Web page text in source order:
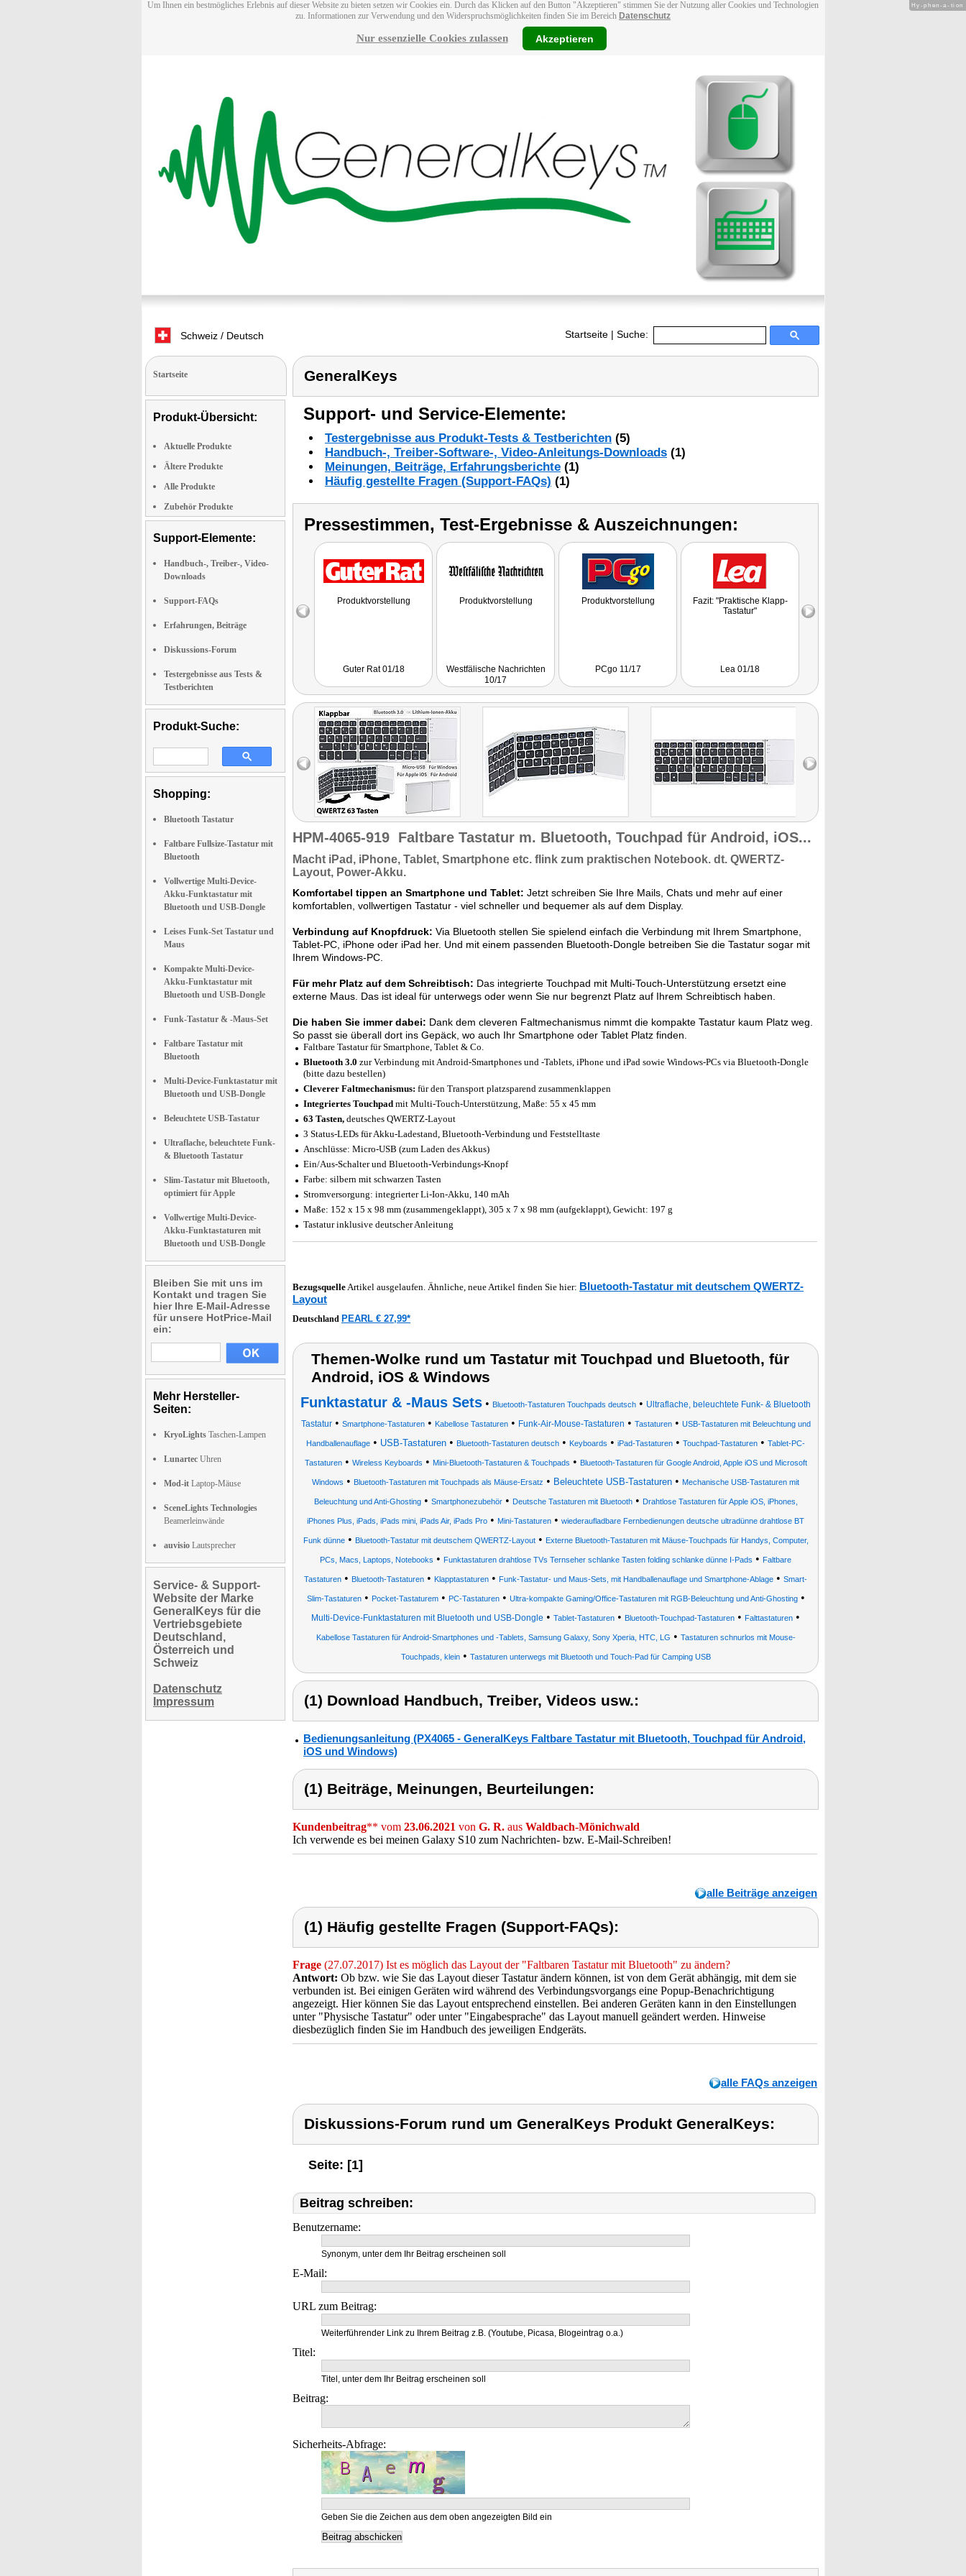
Um Ihnen ein bestmögliches Erlebnis auf dieser Website zu bieten setzen wir Cookies ein. Durch das Klicken auf den Button "Akzeptieren" stimmen Sie der Nutzung aller Cookies und Technologien
zu. Informationen zur Verwendung und den Widerspruchsmöglichkeiten finden Sie im Bereich Datenschutz
Nur essenzielle Cookies zulassen Akzeptieren
Schweiz / Deutsch Startseite | Suche:
Startseite
Produkt-Übersicht:
Aktuelle Produkte
Ältere Produkte
Alle Produkte
Zubehör Produkte
Support-Elemente:
Handbuch-, Treiber-, Video-
Downloads
Support-FAQs
Erfahrungen, Beiträge
Diskussions-Forum
Testergebnisse aus Tests &
Testberichten
Produkt-Suche:
Shopping:
Bluetooth Tastatur
Faltbare Fullsize-Tastatur mit
Bluetooth
Vollwertige Multi-Device-
Akku-Funktastatur mit
Bluetooth und USB-Dongle
Leises Funk-Set Tastatur und
Maus
Kompakte Multi-Device-
Akku-Funktastatur mit
Bluetooth und USB-Dongle
Funk-Tastatur & -Maus-Set
Faltbare Tastatur mit
Bluetooth
Multi-Device-Funktastatur mit
Bluetooth und USB-Dongle
Beleuchtete USB-Tastatur
Ultraflache, beleuchtete Funk-
& Bluetooth Tastatur
Slim-Tastatur mit Bluetooth,
optimiert für Apple
Vollwertige Multi-Device-
Akku-Funktastaturen mit
Bluetooth und USB-Dongle
Bleiben Sie mit uns im
Kontakt und tragen Sie
hier Ihre E-Mail-Adresse
für unsere HotPrice-Mail
ein:
Mehr Hersteller-
Seiten:
KryoLights Taschen-Lampen
Lunartec Uhren
Mod-it Laptop-Mäuse
SceneLights Technologies
Beamerleinwände
auvisio Lautsprecher
Service- & Support-
Website der Marke
GeneralKeys für die
Vertriebsgebiete
Deutschland,
Österreich und
Schweiz
Datenschutz
Impressum
GeneralKeys
Support- und Service-Elemente:
Testergebnisse aus Produkt-Tests & Testberichten (5)
Handbuch-, Treiber-Software-, Video-Anleitungs-Downloads (1)
Meinungen, Beiträge, Erfahrungsberichte (1)
Häufig gestellte Fragen (Support-FAQs) (1)
Pressestimmen, Test-Ergebnisse & Auszeichnungen:
Produktvorstellung
Guter Rat 01/18
Produktvorstellung
Westfälische Nachrichten
10/17
Produktvorstellung
PCgo 11/17
Fazit: "Praktische Klapp-
Tastatur"
Lea 01/18
unterwegs oder wenn man
nur begrenzt Platz auf dem
HPM-4065-919 Faltbare Tastatur m. Bluetooth, Touchpad für Android, iOS...
Macht iPad, iPhone, Tablet, Smartphone etc. flink zum praktischen Notebook. dt. QWERTZ-
Layout, Power-Akku.
Komfortabel tippen an Smartphone und Tablet: Jetzt schreiben Sie Ihre Mails, Chats und mehr auf einer
komfortablen, vollwertigen Tastatur - viel schneller und bequemer als auf dem Display.
Verbindung auf Knopfdruck: Via Bluetooth stellen Sie spielend einfach die Verbindung mit Ihrem Smartphone,
Tablet-PC, iPhone oder iPad her. Und mit einem passenden Bluetooth-Dongle betreiben Sie die Tastatur sogar mit
Ihrem Windows-PC.
Für mehr Platz auf dem Schreibtisch: Das integrierte Touchpad mit Multi-Touch-Unterstützung ersetzt eine
externe Maus. Das ist ideal für unterwegs oder wenn Sie nur begrenzt Platz auf Ihrem Schreibtisch haben.
Die haben Sie immer dabei: Dank dem cleveren Faltmechanismus nimmt die kompakte Tastatur kaum Platz weg.
So passt sie überall dort ins Gepäck, wo auch Ihr Smartphone oder Tablet Platz finden.
Faltbare Tastatur für Smartphone, Tablet & Co.
Bluetooth 3.0 zur Verbindung mit Android-Smartphones und -Tablets, iPhone und iPad sowie Windows-PCs via Bluetooth-Dongle
(bitte dazu bestellen)
Cleverer Faltmechanismus: für den Transport platzsparend zusammenklappen
Integriertes Touchpad mit Multi-Touch-Unterstützung, Maße: 55 x 45 mm
63 Tasten, deutsches QWERTZ-Layout
3 Status-LEDs für Akku-Ladestand, Bluetooth-Verbindung und Feststelltaste
Anschlüsse: Micro-USB (zum Laden des Akkus)
Ein/Aus-Schalter und Bluetooth-Verbindungs-Knopf
Farbe: silbern mit schwarzen Tasten
Stromversorgung: integrierter Li-Ion-Akku, 140 mAh
Maße: 152 x 15 x 98 mm (zusammengeklappt), 305 x 7 x 98 mm (aufgeklappt), Gewicht: 197 g
Tastatur inklusive deutscher Anleitung
BezugsquelleArtikel ausgelaufen. Ähnliche, neue Artikel finden Sie hier: Bluetooth-Tastatur mit deutschem QWERTZ-
Layout
Deutschland PEARL € 27,99*
Themen-Wolke rund um Tastatur mit Touchpad und Bluetooth, für
Android, iOS & Windows
Funktastatur & -Maus Sets • Bluetooth-Tastaturen Touchpads deutsch • Ultraflache, beleuchtete Funk- & Bluetooth
Tastatur• Smartphone-Tastaturen• Kabellose Tastaturen• Funk-Air-Mouse-Tastaturen • Tastaturen• USB-Tastaturen mit Beleuchtung und
Handballenauflage • USB-Tastaturen • Bluetooth-Tastaturen deutsch • Keyboards • iPad-Tastaturen • Touchpad-Tastaturen • Tablet-PC-
Tastaturen• Wireless Keyboards • Mini-Bluetooth-Tastaturen & Touchpads • Bluetooth-Tastaturen für Google Android, Apple iOS und Microsoft
Windows • Bluetooth-Tastaturen mit Touchpads als Mäuse-Ersatz • Beleuchtete USB-Tastaturen • Mechanische USB-Tastaturen mit
Beleuchtung und Anti-Ghosting• Smartphonezubehör• Deutsche Tastaturen mit Bluetooth• Drahtlose Tastaturen für Apple iOS, iPhones,
iPhones Plus, iPads, iPads mini, iPads Air, iPads Pro • Mini-Tastaturen • wiederaufladbare Fernbedienungen deutsche ultradünne drahtlose BT
Funk dünne• Bluetooth-Tastatur mit deutschem QWERTZ-Layout• Externe Bluetooth-Tastaturen mit Mäuse-Touchpads für Handys, Computer,
PCs, Macs, Laptops, Notebooks • Funktastaturen drahtlose TVs Ternseher schlanke Tasten folding schlanke dünne I-Pads • Faltbare
Tastaturen • Bluetooth-Tastaturen • Klapptastaturen • Funk-Tastatur- und Maus-Sets, mit Handballenauflage und Smartphone-Ablage • Smart-
Slim-Tastaturen• Pocket-Tastaturem• PC-Tastaturen• Ultra-kompakte Gaming/Office-Tastaturen mit RGB-Beleuchtung und Anti-Ghosting•
Multi-Device-Funktastaturen mit Bluetooth und USB-Dongle • Tablet-Tastaturen • Bluetooth-Touchpad-Tastaturen • Falttastaturen •
Kabellose Tastaturen für Android-Smartphones und -Tablets, Samsung Galaxy, Sony Xperia, HTC, LG • Tastaturen schnurlos mit Mouse-
Touchpads, klein• Tastaturen unterwegs mit Bluetooth und Touch-Pad für Camping USB
(1) Download Handbuch, Treiber, Videos usw.:
Bedienungsanleitung (PX4065 - GeneralKeys Faltbare Tastatur mit Bluetooth, Touchpad für Android,
iOS und Windows)
(1) Beiträge, Meinungen, Beurteilungen:
Kundenbeitrag** vom 23.06.2021 von G. R. aus Waldbach-Mönichwald
Ich verwende es bei meinen Galaxy S10 zum Nachrichten- bzw. E-Mail-Schreiben!
alle Beiträge anzeigen
(1) Häufig gestellte Fragen (Support-FAQs):
Frage (27.07.2017) Ist es möglich das Layout der "Faltbaren Tastatur mit Bluetooth" zu ändern?
Antwort: Ob bzw. wie Sie das Layout dieser Tastatur ändern können, ist von dem Gerät abhängig, mit dem sie
verbunden ist. Bei einigen Geräten wird während des Verbindungsvorgangs eine Popup-Benachrichtigung
angezeigt. Hier können Sie das Layout entsprechend einstellen. Bei anderen Geräten kann in den Einstellungen
unter "Physische Tastatur" oder unter "Eingabesprache" das Layout manuell geändert werden. Hinweise
diesbezüglich finden Sie im Handbuch des jeweiligen Endgeräts.
alle FAQs anzeigen
Diskussions-Forum rund um GeneralKeys Produkt GeneralKeys:
Seite: [1]
Beitrag schreiben:
Benutzername:
Synonym, unter dem Ihr Beitrag erscheinen soll
E-Mail:
URL zum Beitrag:
Weiterführender Link zu Ihrem Beitrag z.B. (Youtube, Picasa, Blogeintrag o.a.)
Titel:
Titel, unter dem Ihr Beitrag erscheinen soll
Beitrag:
Sicherheits-Abfrage:
Geben Sie die Zeichen aus dem oben angezeigten Bild ein
Hy-phen-a-tion